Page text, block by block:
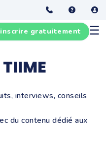
☰
gratuitement
TIIME
interviews, conseils
du contenu dédié aux